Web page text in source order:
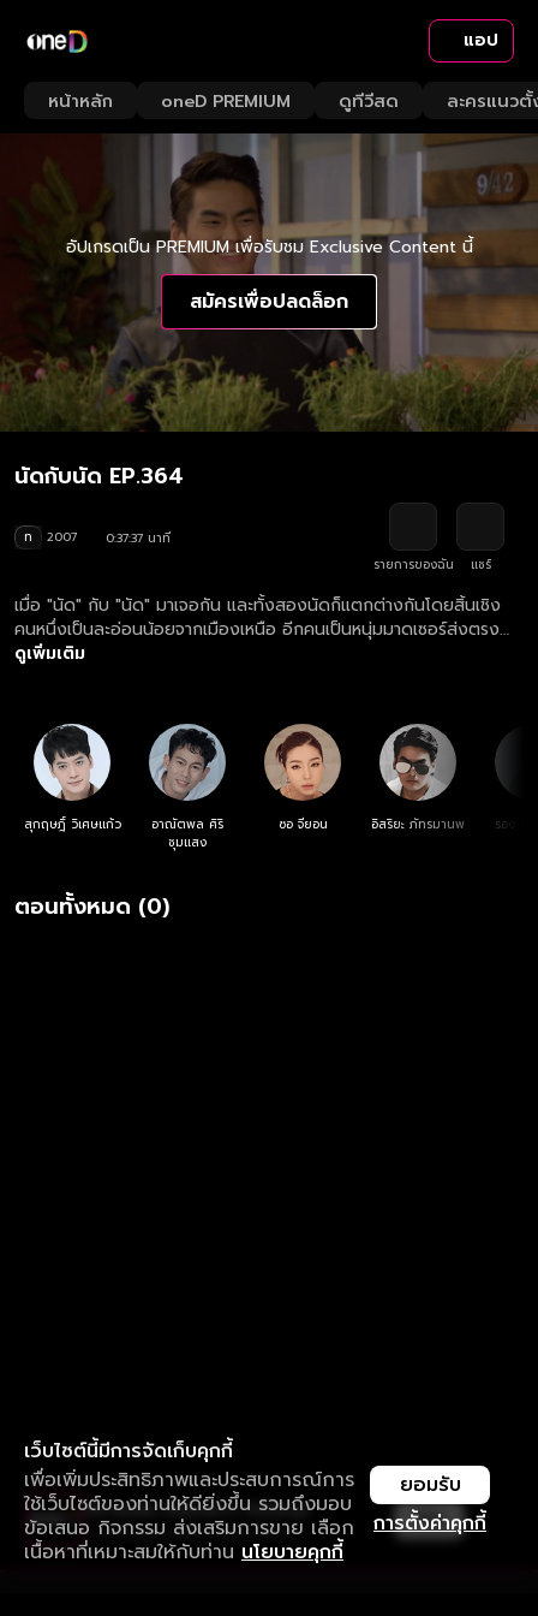
แอป
หน้าหลัก oneD PREMIUM ดูทีวีสด ละครแนวตั้
อัปเกรดเป็น PREMIUM เพื่อรับชม Exclusive Content นี้
สมัครเพื่อปลดล็อก
นัดกับนัด EP.364
ท 2007
0:37:37 นาที
รายการของฉัน
แชร์
เมื่อ "นัด" กับ "นัด" มาเจอกัน และทั้งสองนัดก็แตกต่างกันโดยสิ้นเชิง
คนหนึ่งเป็นละอ่อนน้อยจากเมืองเหนือ อีกคนเป็นหนุ่มมาดเซอร์ส่งตรง
จากแดนอีสาน จึงเกิดเป็นเรื่องป่วนผสานความฮาตามสไตล์หนุ่มต่าง
ดูเพิ่มเติม
สุกฤษฎิ์ วิเศษแก้ว
อาณัตพล ศิริ
ชุมแสง
ซอ จียอน อิสริยะ ภัทรมานพ รอง เ
ตอนทั้งหมด (0)
เว็บไซต์นี้มีการจัดเก็บคุกกี้
เพื่อเพิ่มประสิทธิภาพและประสบการณ์การ
ใช้เว็บไซต์ของท่านให้ดียิ่งขึ้น รวมถึงมอบ
ข้อเสนอ กิจกรรม ส่งเสริมการขาย เลือก
เนื้อหาที่เหมาะสมให้กับท่าน นโยบายคุกกี้
การตั้งค่าคุกกี้
ยอมรับ
ใช้งานแอป ลื่นไหลกว่า ไม่มีสะดุด
ดาวน์โหลดแอปเพื่อการรับชมที่ดีกว่า เปิด